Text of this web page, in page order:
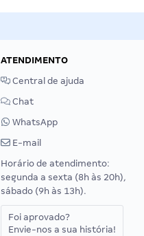
ATENDIMENTO
Central de ajuda
Chat
WhatsApp
E-mail
Horário de atendimento:
segunda a sexta (8h às 20h),
sábado (9h às 13h).
Foi aprovado?
Envie-nos a sua história!